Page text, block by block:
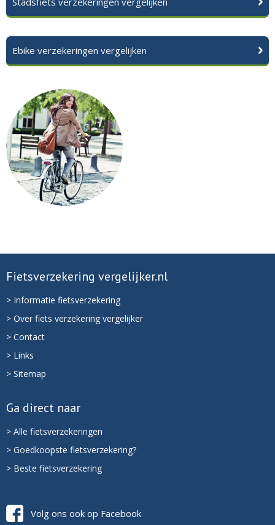
Ebike verzekeringen vergelijken
Fietsverzekering vergelijker.nl
> Informatie fietsverzekering
> Over fiets verzekering vergelijker
> Contact
> Links
> Sitemap
Ga direct naar
> Alle fietsverzekeringen
> Goedkoopste fietsverzekering?
> Beste fietsverzekering
Volg ons ook op Facebook